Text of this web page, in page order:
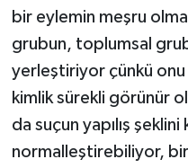
bir eylemin meşru
grubun, toplumsal
yerleştiriyor çünkü onu
kimlik sürekli görünür
da suçun yapılış şeklini
normalleştirebiliyor,